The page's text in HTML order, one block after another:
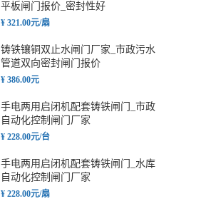
平板闸门报价_密封性好
¥ 321.00元/扇
铸铁镶铜双止水闸门厂家_市政污水
管道双向密封闸门报价
¥ 386.00元
手电两用启闭机配套铸铁闸门_市政
自动化控制闸门厂家
¥ 228.00元/台
手电两用启闭机配套铸铁闸门_水库
自动化控制闸门厂家
¥ 228.00元/扇